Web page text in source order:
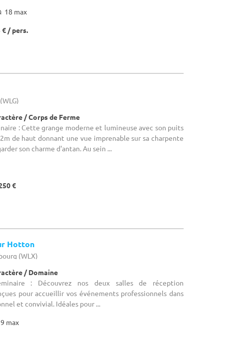
18 max
€ / pers.
/ Corps de Ferme
: Cette grange moderne et lumineuse avec son puits
de haut donnant une vue imprenable sur sa charpente
son charme d'antan. Au sein ...
€
Hotton
(WLX)
/ Domaine
: Découvrez nos deux salles de réception
pour accueillir vos événements professionnels dans
et convivial. Idéales pour ...
9 max